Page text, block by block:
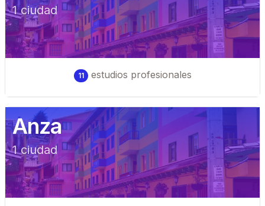
1ciudad
11 estudios profesionales
Anza
1ciudad